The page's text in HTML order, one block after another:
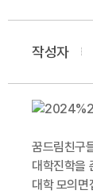
작성자
꿈드림친구
대학진학을
대학 모의면